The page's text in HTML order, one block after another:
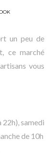
un peu de
ce marché
vous
samedi
de 10h